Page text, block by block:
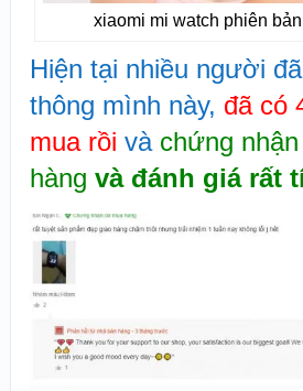
xiaomi mi watch phiên
Hiện tại nhiều người
thông mình này, đã có
mua rồi và chứng
hàng và đánh giá rất